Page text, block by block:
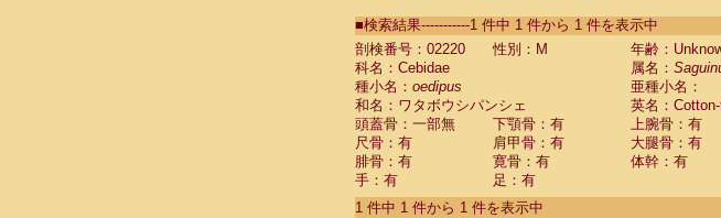
CebidaeSaguinus labiatus(0)
Cebidae Saguinus leucopus (0)
Cebidae
Cebidae
CebidaeSaguinus nigricollis (0)
Cebidae Saguinus oedipus
Cebidae Saguinus weddelli
Cebidae Saguinusspp.
Cebidae Aotus trivirgatus
Cebidae Cebus albifrons
■検索結果-----------1 件中 1 件から 1 件を表示中
剖検番号：02220
性別：M
年齢：
科名：Cebidae
属名：
種小名： oedipus
亜種小名：
和名：ワタボウシパンシェ
英名：
頭蓋骨：一部無
下顎骨：有 上腕骨：有
尺骨：有
肩甲骨：有 大腿骨：有
腓骨：有
寛骨：有
体幹：有
手：有
足：有
1 件中 1 件から 1 件を表示中